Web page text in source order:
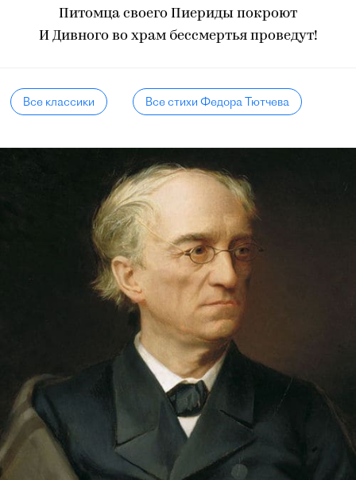
Питомца своего Пиериды покроют
И Дивного во храм бессмертья проведут!
Все классики Все стихи Федора Тютчева